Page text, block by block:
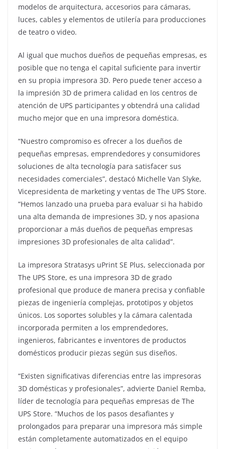
modelos de arquitectura, accesorios para cámaras,
luces, cables y elementos de utilería para producciones
de teatro o video.
Al igual que muchos dueños de pequeñas empresas, es
posible que no tenga el capital suficiente para invertir
en su propia impresora 3D. Pero puede tener acceso a
la impresión 3D de primera calidad en los centros de
atención de UPS participantes y obtendrá una calidad
mucho mejor que en una impresora doméstica.
“Nuestro compromiso es ofrecer a los dueños de
pequeñas empresas, emprendedores y consumidores
soluciones de alta tecnología para satisfacer sus
necesidades comerciales”, destacó Michelle Van Slyke,
Vicepresidenta de marketing y ventas de The UPS Store.
“Hemos lanzado una prueba para evaluar si ha habido
una alta demanda de impresiones 3D, y nos apasiona
proporcionar a más dueños de pequeñas empresas
impresiones 3D profesionales de alta calidad”.
La impresora Stratasys uPrint SE Plus, seleccionada por
The UPS Store, es una impresora 3D de grado
profesional que produce de manera precisa y confiable
piezas de ingeniería complejas, prototipos y objetos
únicos. Los soportes solubles y la cámara calentada
incorporada permiten a los emprendedores,
ingenieros, fabricantes e inventores de productos
domésticos producir piezas según sus diseños.
“Existen significativas diferencias entre las impresoras
3D domésticas y profesionales”, advierte Daniel Remba,
líder de tecnología para pequeñas empresas de The
UPS Store. “Muchos de los pasos desafiantes y
prolongados para preparar una impresora más simple
están completamente automatizados en el equipo